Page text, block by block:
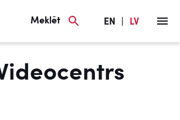
Meklēt EN LV